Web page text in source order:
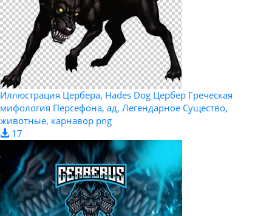
Иллюстрация Цербера, Hades Dog Цербер Греческая
мифология Персефона, ад, Легендарное Существо,
животные, карнавор png
17